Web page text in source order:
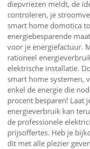
diepvriezen meldt, de
controleren, je
smart home domotica
energiebesparende
voor je energiefactuur.
rationeel
elektrische installatie.
smart home systemen,
enkel de energie die
procent besparen! Laat
energieverbruik kan
de professionele
prijsoffertes. Heb je
dit met alle plezier